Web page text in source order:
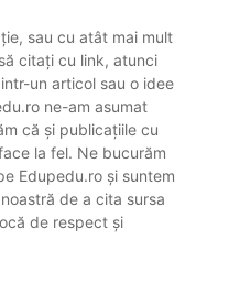
sau cu atât mai mult
citați cu link, atunci
un articol sau o idee
ne-am asumat
că și publicațiile cu
la fel. Ne bucurăm
Edupedu.ro și suntem
de a cita sursa
de respect și